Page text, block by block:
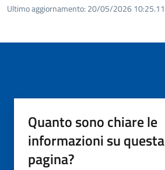
Ultimo aggiornamento: 20/05/2026 10:25.11
Quanto sono chiare le
informazioni su questa
pagina?